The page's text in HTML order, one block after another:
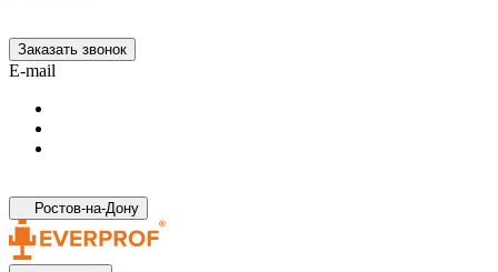
Заказать звонок
E-mail
Ростов-на-Дону